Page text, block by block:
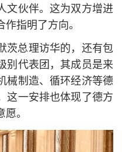
文伙伴。这为双方增进
指明了方向。
茨总理访华的，还有包
别代表团，其成员是来
械制造、循环经济等德
这一安排也体现了德方
。